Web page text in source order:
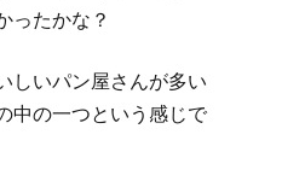
ったかな？
しいパン屋さんが多い
中の一つという感じで